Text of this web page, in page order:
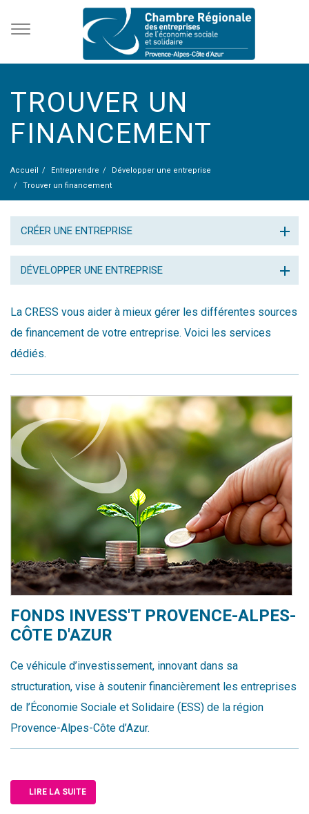
TROUVER UN
FINANCEMENT
Accueil Entreprendre
Développer une entreprise
Trouver un financement
CRÉER UNE ENTREPRISE
DÉVELOPPER UNE ENTREPRISE
La CRESS vous aider à mieux gérer les différentes sources
de financement de votre entreprise. Voici les services
dédiés.
FONDS INVESS'T PROVENCE-ALPES-
CÔTE D'AZUR
Ce véhicule d’investissement, innovant dans sa
structuration, vise à soutenir financièrement les entreprises
de l’Économie Sociale et Solidaire (ESS) de la région
Provence-Alpes-Côte d’Azur.
LIRE LA SUITE